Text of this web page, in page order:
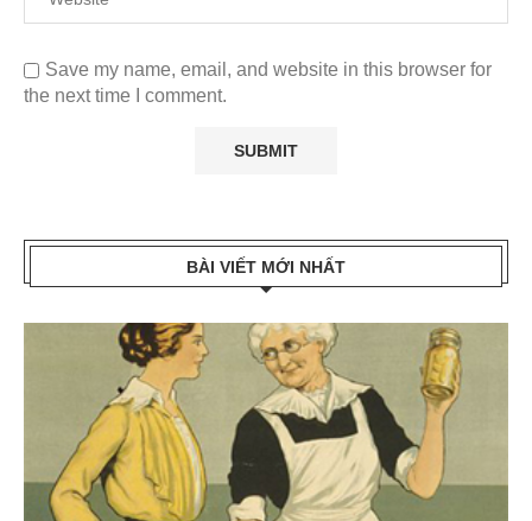
Save my name, email, and website in this browser for
the next time I comment.
BÀI VIẾT MỚI NHẤT